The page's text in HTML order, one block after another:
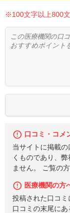
※100文字以上800
口コミ・コメ
当サイトに掲載
くものであり、
ません。 ご覧の
医療機関の方
投稿された口コ
口コミの末尾に